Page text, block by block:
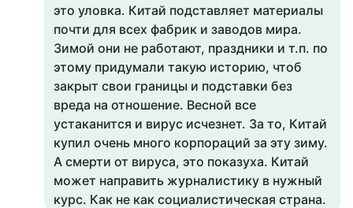
это уловка. Китай подставляет материалы
почти для всех фабрик и заводов мира.
Зимой они не работают, праздники и т.п. по
этому придумали такую историю, чтоб
закрыт свои границы и подставки без
вреда на отношение. Весной все
устаканится и вирус исчезнет. За то, Китай
купил очень много корпораций за эту зиму.
А смерти от вируса, это показуха. Китай
может направить журналистику в нужный
курс. Как не как социалистическая страна.